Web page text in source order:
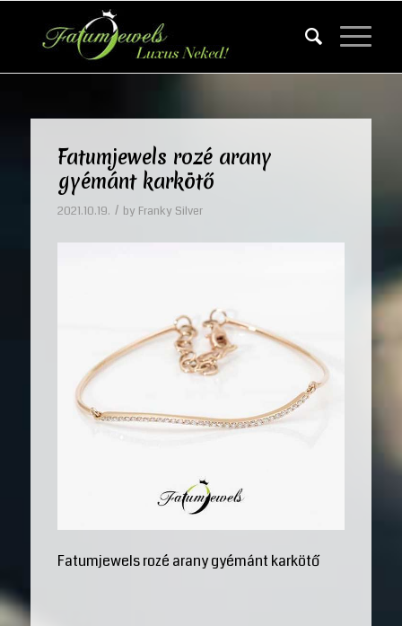
Fatumjewels rozé arany
gyémánt karkötő
2021.10.19. / by Franky Silver
Fatumjewels rozé arany gyémánt karkötő